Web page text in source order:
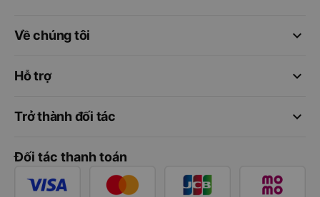
keyboard_arrow_down
Về chúng tôi
keyboard_arrow_down
Hỗ trợ
keyboard_arrow_down
Trở thành đối tác
Đối tác thanh toán